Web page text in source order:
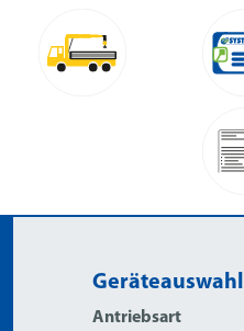
Geräteauswahl
Antriebsart